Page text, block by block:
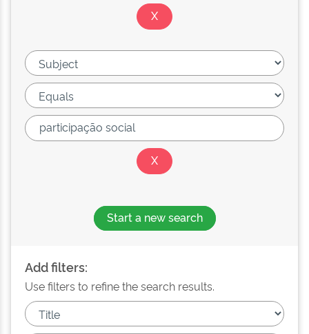
Start a new search
Add filters:
Use filters to refine the search results.